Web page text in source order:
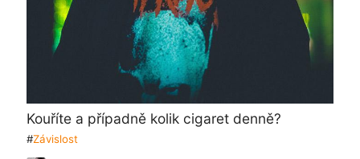
Kouříte a případně kolik cigaret denně?
#Závislost